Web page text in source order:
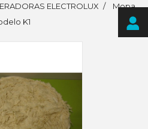
ELECTROLUX
Mopa
K1